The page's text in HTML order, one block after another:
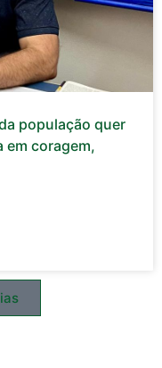
população quer
em coragem,